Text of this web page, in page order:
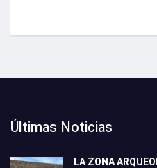
Últimas Noticias
LA ZONA